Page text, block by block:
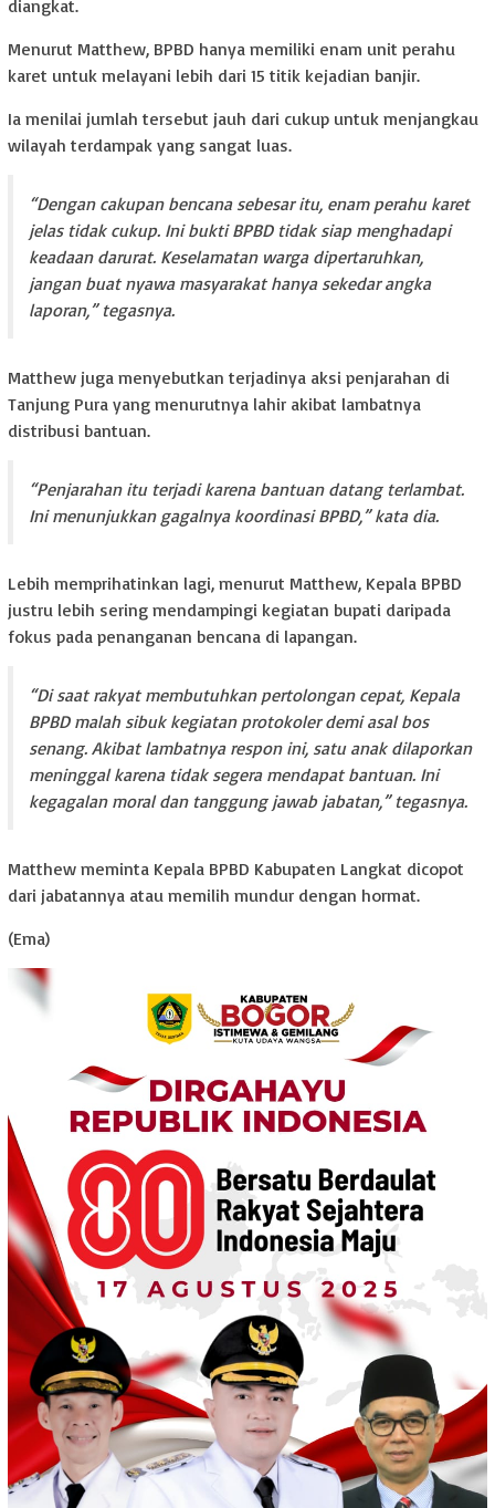
diangkat.
Menurut Matthew, BPBD hanya memiliki enam unit perahu
karet untuk melayani lebih dari 15 titik kejadian banjir.
Ia menilai jumlah tersebut jauh dari cukup untuk menjangkau
wilayah terdampak yang sangat luas.
“Dengan cakupan bencana sebesar itu, enam perahu karet
jelas tidak cukup. Ini bukti BPBD tidak siap menghadapi
keadaan darurat. Keselamatan warga dipertaruhkan,
jangan buat nyawa masyarakat hanya sekedar angka
laporan,” tegasnya.
Matthew juga menyebutkan terjadinya aksi penjarahan di
Tanjung Pura yang menurutnya lahir akibat lambatnya
distribusi bantuan.
“Penjarahan itu terjadi karena bantuan datang terlambat.
Ini menunjukkan gagalnya koordinasi BPBD,” kata dia.
Lebih memprihatinkan lagi, menurut Matthew, Kepala BPBD
justru lebih sering mendampingi kegiatan bupati daripada
fokus pada penanganan bencana di lapangan.
“Di saat rakyat membutuhkan pertolongan cepat, Kepala
BPBD malah sibuk kegiatan protokoler demi asal bos
senang. Akibat lambatnya respon ini, satu anak dilaporkan
meninggal karena tidak segera mendapat bantuan. Ini
kegagalan moral dan tanggung jawab jabatan,” tegasnya.
Matthew meminta Kepala BPBD Kabupaten Langkat dicopot
dari jabatannya atau memilih mundur dengan hormat.
(Ema)